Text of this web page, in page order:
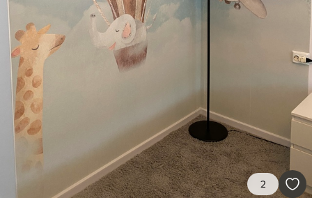
Premiumas
56.6734
Premium vinilas
65.00
Peel and Stick
.65 /m²
2